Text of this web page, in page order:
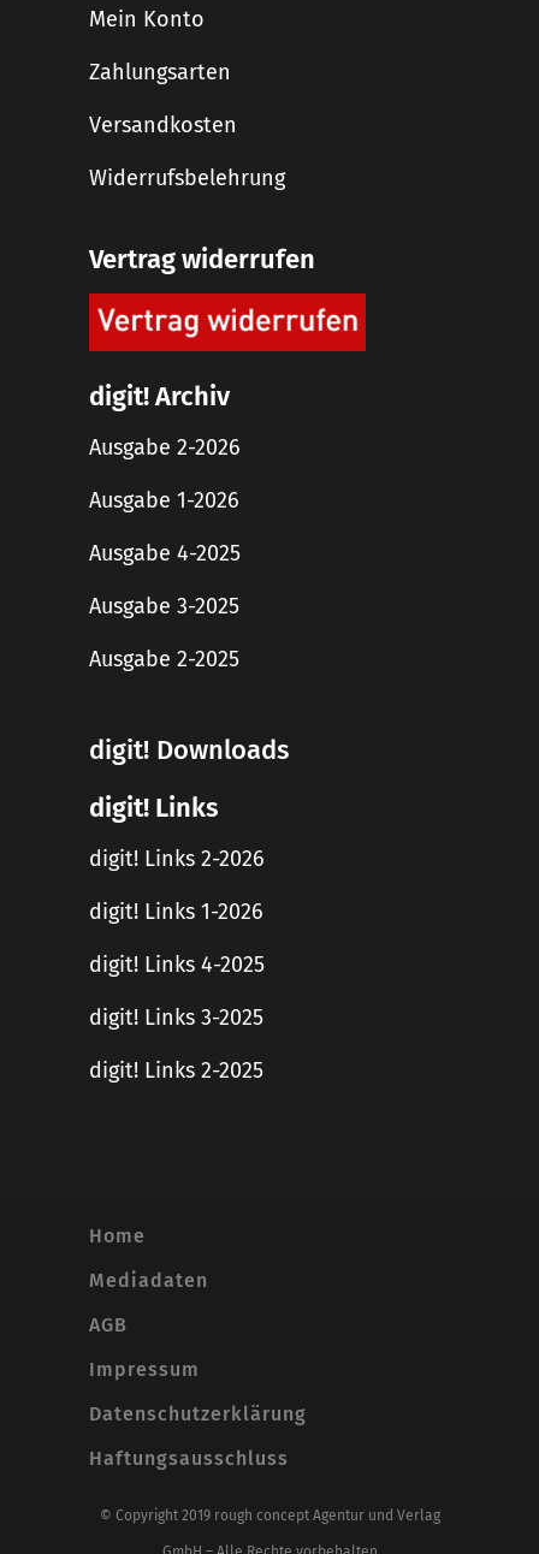
Mein Konto
Zahlungsarten
Versandkosten
Widerrufsbelehrung
Vertrag widerrufen
digit! Archiv
Ausgabe 2-2026
Ausgabe 1-2026
Ausgabe 4-2025
Ausgabe 3-2025
Ausgabe 2-2025
digit! Downloads
digit! Links
digit! Links 2-2026
digit! Links 1-2026
digit! Links 4-2025
digit! Links 3-2025
digit! Links 2-2025
Home
Mediadaten
AGB
Impressum
Datenschutzerklärung
Haftungsausschluss
© Copyright 2019 rough concept Agentur und Verlag